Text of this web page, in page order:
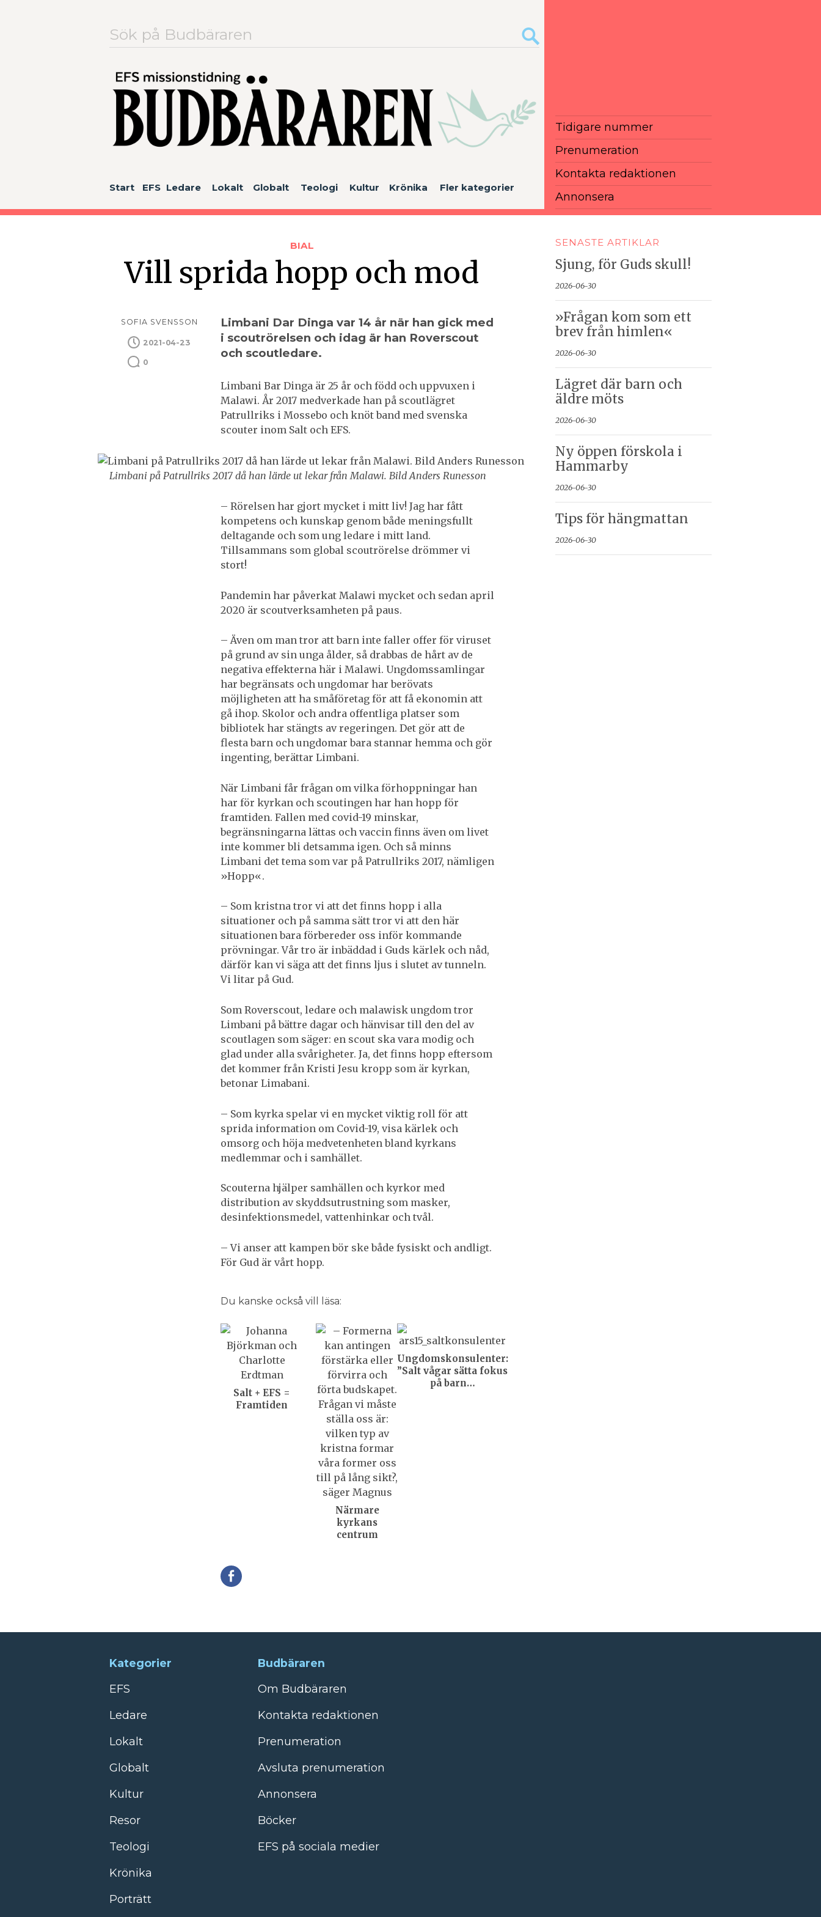
Sök
efter:
Start EFS Ledare Lokalt Globalt Teologi Kultur Krönika Fler kategorier
Tidigare nummer
Prenumeration
Kontakta redaktionen
Annonsera
BIAL
Vill sprida hopp och mod
SOFIA SVENSSON
2021-04-23
0
Limbani Dar Dinga var 14 år när han gick med
i scoutrörelsen och idag är han Roverscout
och scoutledare.
Limbani Bar Dinga är 25 år och född och uppvuxen i
Malawi. År 2017 medverkade han på scoutlägret
Patrullriks i Mossebo och knöt band med svenska
scouter inom Salt och EFS.
Limbani på Patrullriks 2017 då han lärde ut lekar från Malawi. Bild Anders Runesson
– Rörelsen har gjort mycket i mitt liv! Jag har fått
kompetens och kunskap genom både meningsfullt
deltagande och som ung ledare i mitt land.
Tillsammans som global scoutrörelse drömmer vi
stort!
Pandemin har påverkat Malawi mycket och sedan april
2020 är scoutverksamheten på paus.
– Även om man tror att barn inte faller offer för viruset
på grund av sin unga ålder, så drabbas de hårt av de
negativa effekterna här i Malawi. Ungdomssamlingar
har begränsats och ungdomar har berövats
möjligheten att ha småföretag för att få ekonomin att
gå ihop. Skolor och andra offentliga platser som
bibliotek har stängts av regeringen. Det gör att de
flesta barn och ungdomar bara stannar hemma och gör
ingenting, berättar Limbani.
När Limbani får frågan om vilka förhoppningar han
har för kyrkan och scoutingen har han hopp för
framtiden. Fallen med covid-19 minskar,
begränsningarna lättas och vaccin finns även om livet
inte kommer bli detsamma igen. Och så minns
Limbani det tema som var på Patrullriks 2017, nämligen
»Hopp«.
– Som kristna tror vi att det finns hopp i alla
situationer och på samma sätt tror vi att den här
situationen bara förbereder oss inför kommande
prövningar. Vår tro är inbäddad i Guds kärlek och nåd,
därför kan vi säga att det finns ljus i slutet av tunneln.
Vi litar på Gud.
Som Roverscout, ledare och malawisk ungdom tror
Limbani på bättre dagar och hänvisar till den del av
scoutlagen som säger: en scout ska vara modig och
glad under alla svårigheter. Ja, det finns hopp eftersom
det kommer från Kristi Jesu kropp som är kyrkan,
betonar Limabani.
– Som kyrka spelar vi en mycket viktig roll för att
sprida information om Covid-19, visa kärlek och
omsorg och höja medvetenheten bland kyrkans
medlemmar och i samhället.
Scouterna hjälper samhällen och kyrkor med
distribution av skyddsutrustning som masker,
desinfektionsmedel, vattenhinkar och tvål.
– Vi anser att kampen bör ske både fysiskt och andligt.
För Gud är vårt hopp.
Du kanske också vill läsa:
Salt + EFS =
Framtiden
Närmare
kyrkans
centrum
Ungdomskonsulenter:
”Salt vågar sätta fokus
på barn…
SENASTE ARTIKLAR
Sjung, för Guds skull!
2026-06-30
»Frågan kom som ett
brev från himlen«
2026-06-30
Lägret där barn och
äldre möts
2026-06-30
Ny öppen förskola i
Hammarby
2026-06-30
Tips för hängmattan
2026-06-30
Kategorier
EFS
Ledare
Lokalt
Globalt
Kultur
Resor
Teologi
Krönika
Porträtt
Budbäraren
Om Budbäraren
Kontakta redaktionen
Prenumeration
Avsluta prenumeration
Annonsera
Böcker
EFS på sociala medier